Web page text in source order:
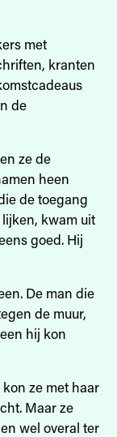
met
kranten
de
ze de
heen
de toegang
kwam uit
goed. Hij
De man die
de muur,
hij kon
ze met haar
Maar ze
wel overal ter